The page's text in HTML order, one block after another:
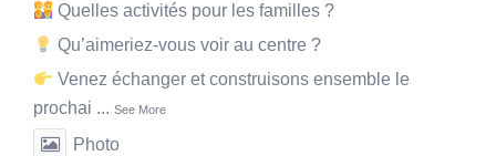
Quelles activités pour les familles ?
Qu’aimeriez-vous voir au centre ?
Venez échanger et construisons ensemble le
prochai ... See More
Photo